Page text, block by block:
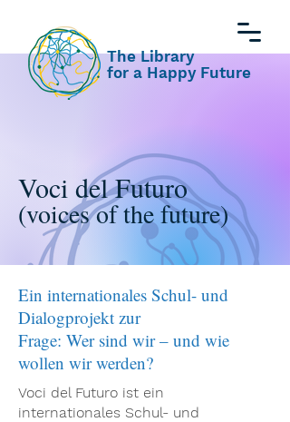
The Library
for a Happy Future
Voci del Futuro
(voices of the future)
Ein internationales Schul- und
Dialogprojekt zur
Frage: Wer sind wir – und wie
wollen wir werden?
Voci del Futuro ist ein
internationales Schul- und